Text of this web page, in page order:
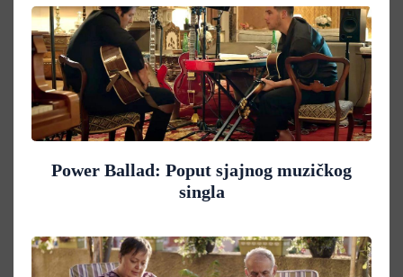
Power Ballad: Poput sjajnog muzičkog
singla